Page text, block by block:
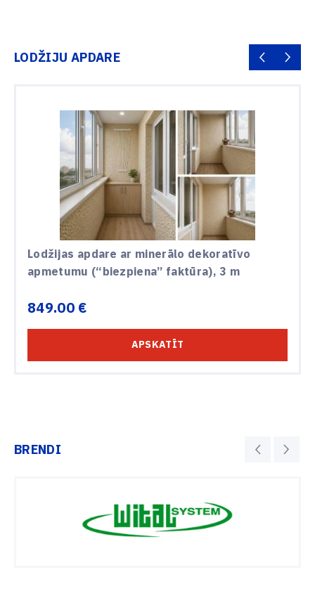
LODŽIJU APDARE
Lodžijas apdare ar minerālo dekoratīvo
apmetumu (“biezpiena” faktūra), 3 m
849.00 €
APSKATĪT
BRENDI